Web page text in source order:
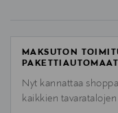
MAKSUTON
Nyt kannattaa
kaikkien